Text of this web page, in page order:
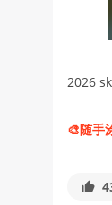
2026
🎨随手